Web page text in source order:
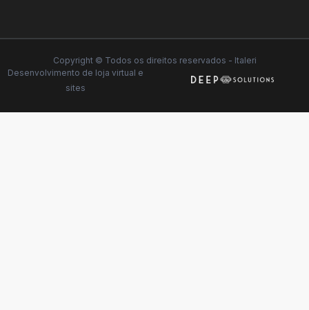
Copyright © Todos os direitos reservados - Italeri
Desenvolvimento de loja virtual e
sites